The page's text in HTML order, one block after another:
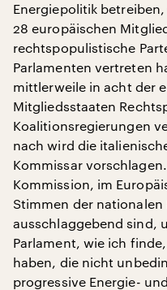
Energiepolitik
28 europäischen
rechtspopulistische
Parlamenten vertreten
mittlerweile in acht der
Mitgliedsstaaten
Koalitionsregierungen
nach wird die
Kommissar
Kommission, im
Stimmen der nationalen
ausschlaggebend sind,
Parlament, wie ich
haben, die nicht
progressive Energie-